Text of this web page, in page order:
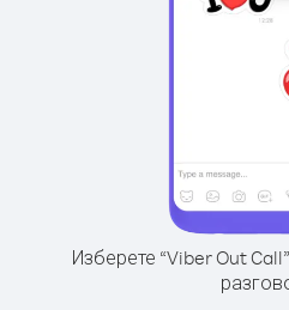
Изберете “Viber Out